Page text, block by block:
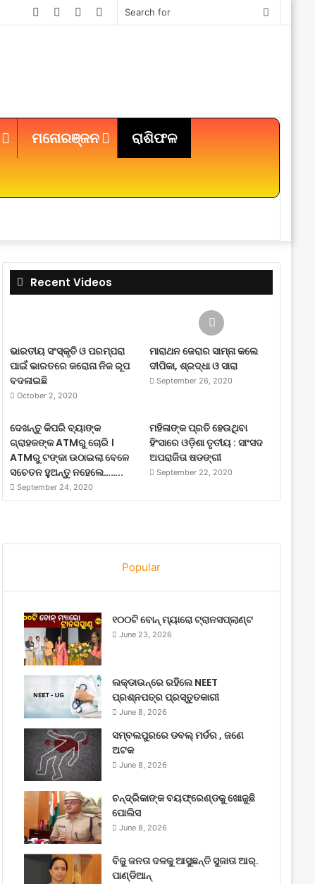
Search
Instagram
YouTube
Twitter
Facebook
ମନୋରଞ୍ଜନ ରାଶିଫଳ
Recent Videos
ଭାରତୀୟ ସଂସ୍କୃତି ଓ ପରମ୍ପରା
ପାଇଁ ଭାରତରେ କରୋନା ନିଜ ରୂପ
ବଦଳାଇଛି
October 2, 2020
ମାରାଥନ ଜେରାର ସାମ୍ନା କଲେ
ଦୀପିକା, ଶ୍ରଦ୍ଧା ଓ ସାରା
September 26, 2020
ଦେଖନ୍ତୁ କିପରି ବ୍ୟାଙ୍କ
ଗ୍ରାହକଙ୍କ ATMରୁ ଚୋରି ।
ATMରୁ ଟଙ୍କା ଉଠାଇଲା ବେଳେ
ସଚେତନ ହୁଅନ୍ତୁ ନହେଲେ……..
September 24, 2020
ମହିଳାଙ୍କ ପ୍ରତି ହେଉଥିବା
ହିଂସାରେ ଓଡ଼ିଶା ତୃତୀୟ : ସାଂସଦ
ଅପରାଜିତା ଷଡଙ୍ଗୀ
September 22, 2020
Popular
୧୦୦ଟି ବୋନ୍ ମ୍ୟାରୋ ଟ୍ରାନସପ୍ଲାଣ୍ଟ
June 23, 2026
ଲକ୍‌ଡାଉନ୍‌ରେ ରହିଲେ NEET
ପ୍ରଶ୍ନପତ୍ର ପ୍ରସ୍ତୁତକାରୀ
June 8, 2026
ସମ୍ବଲପୁରରେ ଡବଲ୍ ମର୍ଡର , ଜଣେ
ଅଟକ
June 8, 2026
ଚନ୍ଦ୍ରିକାଙ୍କ ବୟଫ୍ରେଣ୍ଡକୁ ଖୋଜୁଛି
ପୋଲିସ
June 8, 2026
ବିଜୁ ଜନତା ଦଳକୁ ଆସୁଛନ୍ତି ସୁଜାତା ଆର୍‌.
ପାଣ୍ଡିଆନ୍